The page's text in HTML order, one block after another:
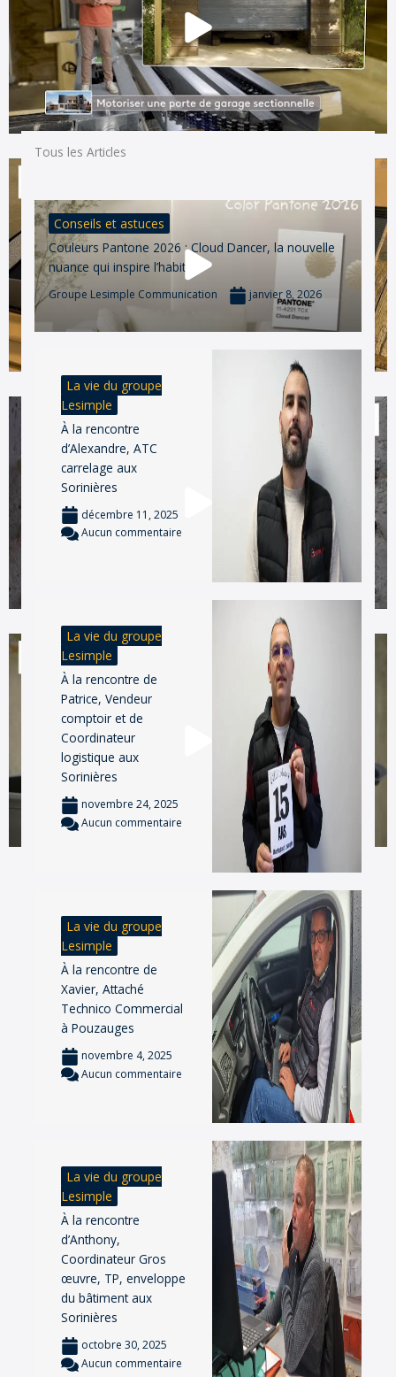
Tous les Articles
Conseils et astuces
Couleurs Pantone 2026 : Cloud Dancer, la nouvelle
nuance qui inspire l’habitat
Groupe Lesimple Communication janvier 8, 2026
La vie du groupe
Lesimple
À la rencontre
d’Alexandre, ATC
carrelage aux
Sorinières
décembre 11, 2025
Aucun commentaire
La vie du groupe
Lesimple
À la rencontre de
Patrice, Vendeur
comptoir et de
Coordinateur
logistique aux
Sorinières
novembre 24, 2025
Aucun commentaire
La vie du groupe
Lesimple
À la rencontre de
Xavier, Attaché
Technico Commercial
à Pouzauges
novembre 4, 2025
Aucun commentaire
La vie du groupe
Lesimple
À la rencontre
d’Anthony,
Coordinateur Gros
œuvre, TP, enveloppe
du bâtiment aux
Sorinières
octobre 30, 2025
Aucun commentaire